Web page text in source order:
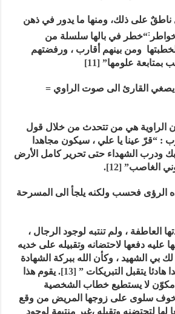
ناطقٌ على ذلك، ومنها ما يدور في ذهن
:“خطر في بالها سلسلة من
لخطبتها ومن بينهم أقارب ، ورفضتهم
بمتابعة علومها”[11]
يصغي القارئ الى صوت الراوي =
الراوية هي من تتحدث من خلال قول
: “قرّ عينا يا علي ، سيكون مجاهدا
ودرب الشهداء حتى تحرير كامل الأرض
الغاصب”[12]
.
الرؤى فحسب ولكنه يلجأ لى المسرحة
العاطفة ، ولم تنتبه لوجود الرجال ،
دفعها لاحتضانه وتقبيله على خديه
بي الشهيد ، وكأن الله ببركة الشهادة
هادئا يتقبل التبريكات ”[13]
.يقوم هذا
مكوّن لا يستطيع خطاب الشخصية
سلوى على زوجها المريض من وقع
لها لتحتضنه وتقبله ،غير منتبهة لوجود